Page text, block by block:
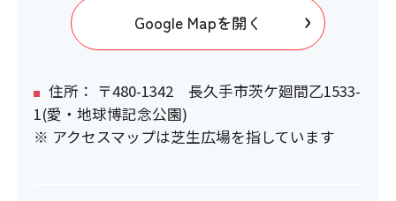
Google Mapを開く
住所： 〒480-1342 長久手市茨ケ廻間乙1533-
1(愛・地球博記念公園)
※ アクセスマップは芝生広場を指しています